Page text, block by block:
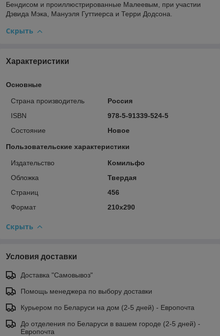
Бендисом и проиллюстрированные Малеевым, при участии
Дэвида Мэка, Мануэля Гуттиерса и Терри Додсона.
Скрыть
Характеристики
Основные
Страна производитель
Россия
ISBN
978-5-91339-524-5
Состояние
Новое
Пользовательские характеристики
Издательство
Комильфо
Обложка
Твердая
Страниц
456
Формат
210х290
Скрыть
Условия доставки
Доставка "Самовывоз"
Помощь менеджера по выбору доставки
Курьером по Беларуси на дом (2-5 дней) - Европочта
До отделения по Беларуси в вашем городе (2-5 дней) -
Европочта